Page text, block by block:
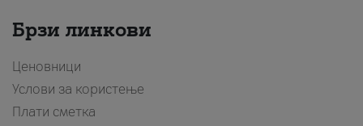
Брзи линкови
Ценовници
Услови за користење
Плати сметка